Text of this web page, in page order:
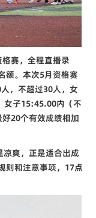
赛，全程直播录
额。本次5月资格赛
人，不超过30人，女
女子15:45.00内（不
好20个有效成绩相加
爽，正是适合出成
和注意事项， 17点